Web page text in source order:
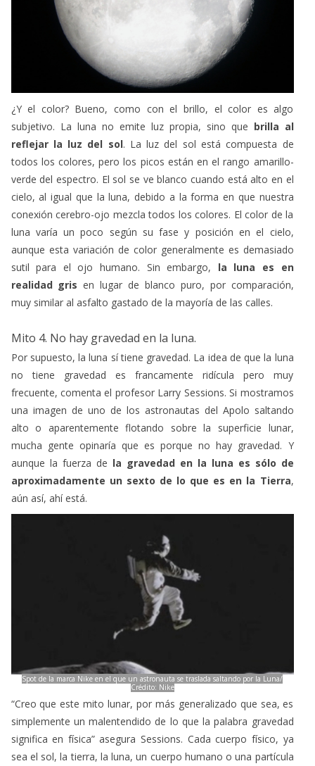
¿Y el color? Bueno, como con el brillo, el color es algo
subjetivo. La luna no emite luz propia, sino que brilla al
reflejar la luz del sol. La luz del sol está compuesta de
todos los colores, pero los picos están en el rango amarillo-
verde del espectro. El sol se ve blanco cuando está alto en el
cielo, al igual que la luna, debido a la forma en que nuestra
conexión cerebro-ojo mezcla todos los colores. El color de la
luna varía un poco según su fase y posición en el cielo,
aunque esta variación de color generalmente es demasiado
sutil para el ojo humano. Sin embargo,
la luna es en
realidad gris en lugar de blanco puro, por comparación,
muy similar al asfalto gastado de la mayoría de las calles.
Mito 4. No hay gravedad en la luna.
Por supuesto, la luna sí tiene gravedad. La idea de que la luna
no tiene gravedad es francamente ridícula pero muy
frecuente, comenta el profesor Larry Sessions. Si mostramos
una imagen de uno de los astronautas del Apolo saltando
alto o aparentemente flotando sobre la superficie lunar,
mucha gente opinaría que es porque no hay gravedad. Y
aunque la fuerza de la gravedad en la luna es sólo de
aproximadamente un sexto de lo que es en la Tierra,
aún así, ahí está.
Spot de la marca Nike en el que un astronauta se traslada saltando por la Luna/
Crédito: Nike
“Creo que este mito lunar, por más generalizado que sea, es
simplemente un malentendido de lo que la palabra gravedad
significa en física” asegura Sessions. Cada cuerpo físico, ya
sea el sol, la tierra, la luna, un cuerpo humano o una partícula